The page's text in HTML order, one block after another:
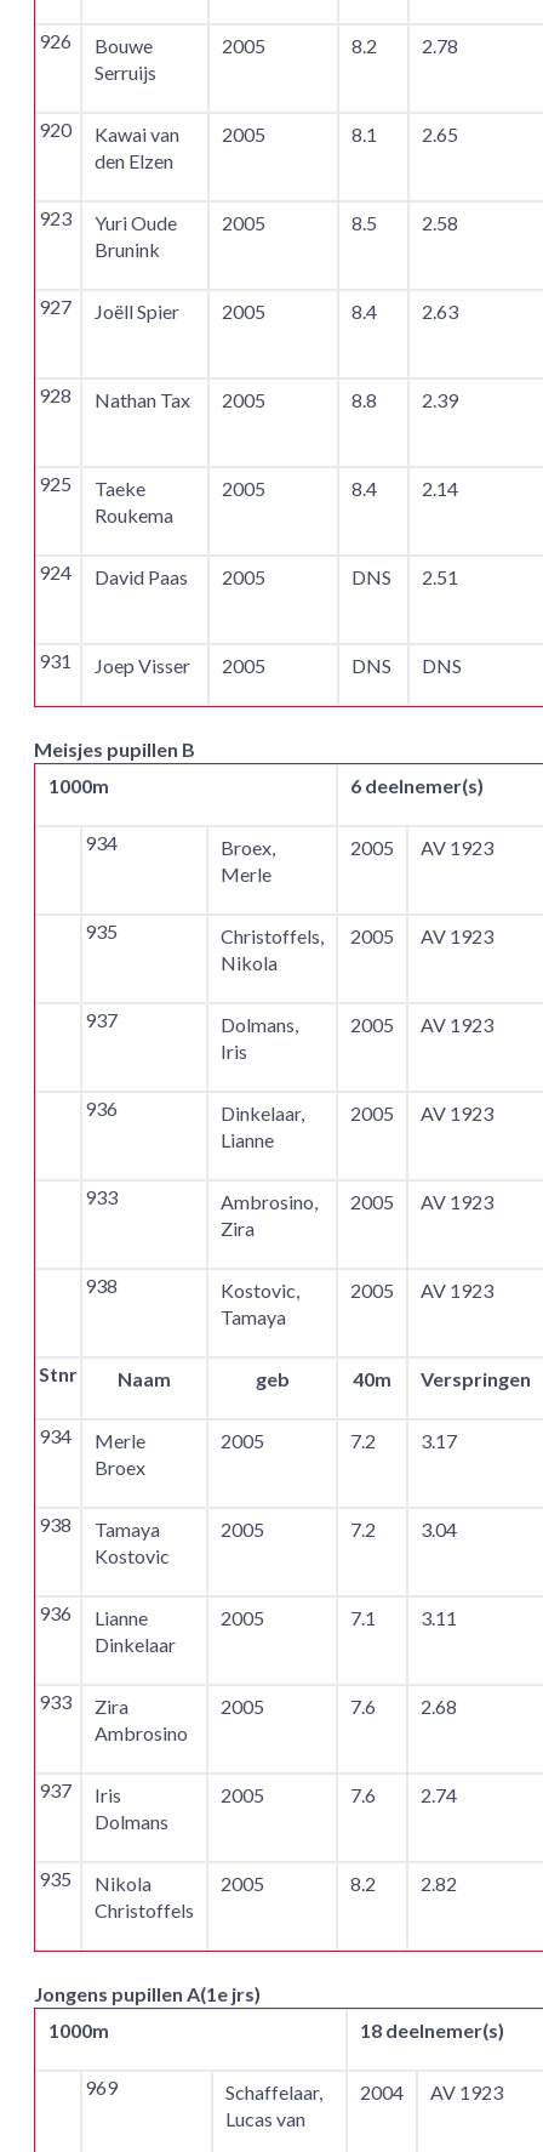
926
Bouwe
Serruijs
2005 8.2 2.78
920
Kawai van
den Elzen
2005 8.1 2.65
923
Yuri Oude
Brunink
2005 8.5 2.58
927 Joëll Spier 2005 8.4 2.63
928 Nathan Tax 2005 8.8 2.39
925
Taeke
Roukema
2005 8.4 2.14
924 David Paas 2005 DNS 2.51
931 Joep Visser 2005 DNS DNS
Meisjes pupillen B
1000m
6 deelnemer(s)
934
Broex,
Merle
2005 AV 1923
935
Christoffels,
Nikola
2005 AV 1923
937
Dolmans,
Iris
2005 AV 1923
936
Dinkelaar,
Lianne
2005 AV 1923
933
Ambrosino,
Zira
2005 AV 1923
938
Kostovic,
Tamaya
2005 AV 1923
Stnr Naam geb 40m Verspringen
934
Merle
Broex
2005 7.2 3.17
938
Tamaya
Kostovic
2005 7.2 3.04
936
Lianne
Dinkelaar
2005 7.1 3.11
933
Zira
Ambrosino
2005 7.6 2.68
937
Iris
Dolmans
2005 7.6 2.74
935
Nikola
Christoffels
2005 8.2 2.82
Jongens pupillen A(1e jrs)
1000m
18 deelnemer(s)
969
Schaffelaar,
Lucas van
2004 AV 1923